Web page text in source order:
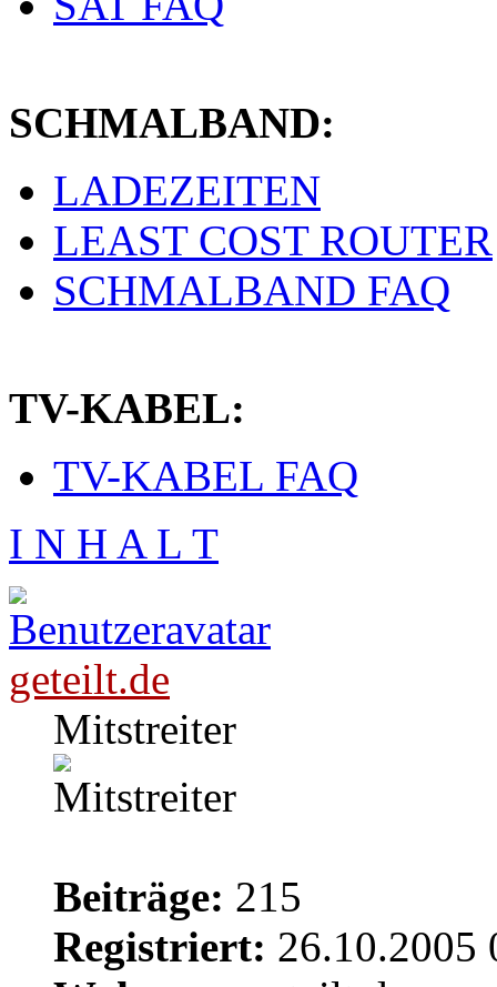
SCHMALBAND:
LADEZEITEN
LEAST COST ROUTER
SCHMALBAND FAQ
TV-KABEL:
TV-KABEL FAQ
I N H A L T
geteilt.de
Mitstreiter
Beiträge: 215
Registriert: 26.10.2005